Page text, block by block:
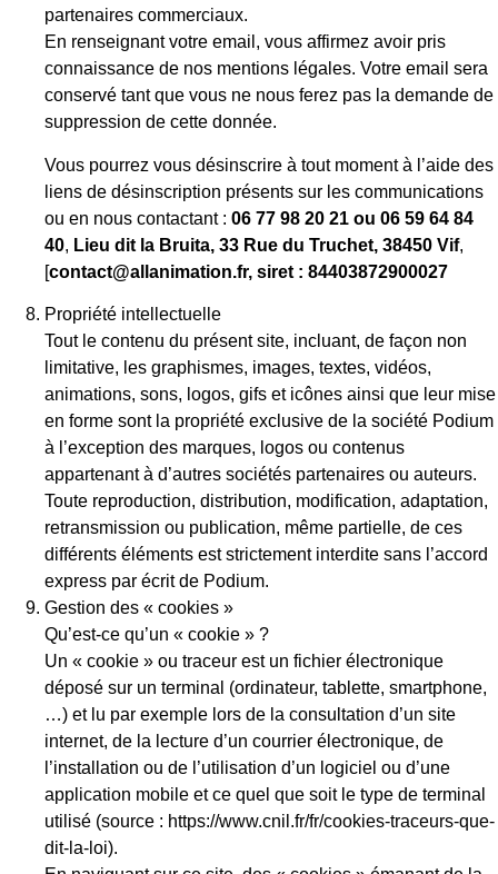
partenaires commerciaux.
En renseignant votre email, vous affirmez avoir pris
connaissance de nos mentions légales. Votre email sera
conservé tant que vous ne nous ferez pas la demande de
suppression de cette donnée.
Vous pourrez vous désinscrire à tout moment à l’aide des
liens de désinscription présents sur les communications
ou en nous contactant : 06 77 98 20 21 ou 06 59 64 84
40, Lieu dit la Bruita, 33 Rue du Truchet, 38450 Vif,
[contact@allanimation.fr, siret : 84403872900027
Propriété intellectuelle
Tout le contenu du présent site, incluant, de façon non
limitative, les graphismes, images, textes, vidéos,
animations, sons, logos, gifs et icônes ainsi que leur mise
en forme sont la propriété exclusive de la société Podium
à l’exception des marques, logos ou contenus
appartenant à d’autres sociétés partenaires ou auteurs.
Toute reproduction, distribution, modification, adaptation,
retransmission ou publication, même partielle, de ces
différents éléments est strictement interdite sans l’accord
express par écrit de Podium.
Gestion des « cookies »
Qu’est-ce qu’un « cookie » ?
Un « cookie » ou traceur est un fichier électronique
déposé sur un terminal (ordinateur, tablette, smartphone,
…) et lu par exemple lors de la consultation d’un site
internet, de la lecture d’un courrier électronique, de
l’installation ou de l’utilisation d’un logiciel ou d’une
application mobile et ce quel que soit le type de terminal
utilisé (source : https://www.cnil.fr/fr/cookies-traceurs-que-
dit-la-loi).